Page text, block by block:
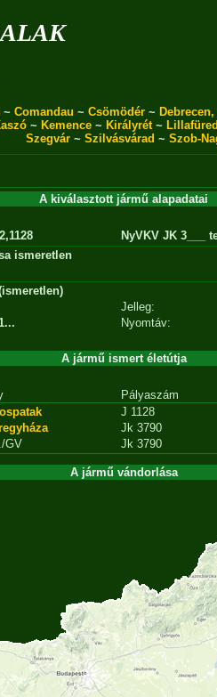
~ Comandau ~ Csömödér~
~ Kemence~ Királyrét~ Lillafüred
Szegvár ~ Szilvásvárad ~ Szob-
A kiválasztott jármű alapadatai
NyVKV JK 3___
ismeretlen
Jelleg:
Nyomtáv:
A jármű ismert életútja
Pályaszám
J 1128
Jk 3790
GV Jk 3790
A jármű vándorlása